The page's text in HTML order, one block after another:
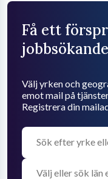
Få ett
Välj yrken och
emot mail på
Registrera din